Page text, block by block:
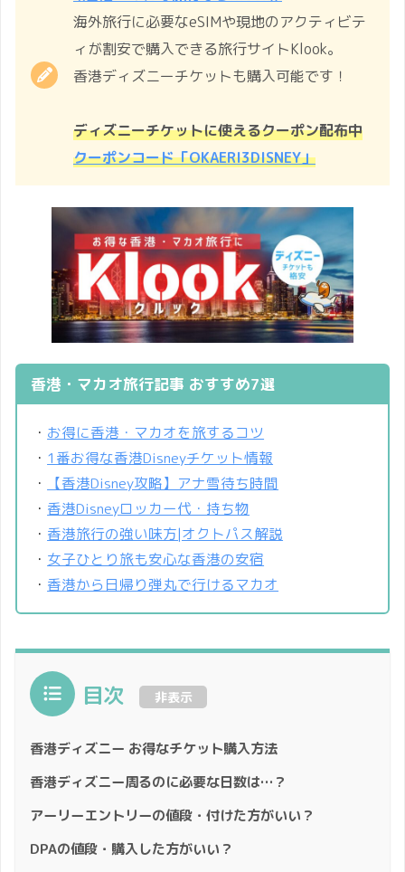
海外旅行に必要なeSIMや現地のアクティビテ
ィが割安で購入できる旅行サイトKlook。
香港ディズニーチケットも購入可能です！
ディズニーチケットに使えるクーポン配布中
クーポンコード「OKAERI3DISNEY」
香港・マカオ旅行記事 おすすめ7選
・ お得に香港・マカオを旅するコツ
・ 1番お得な香港Disneyチケット情報
・
【香港Disney攻略】アナ雪待ち時間
・ 香港Disneyロッカー代・持ち物
・ 香港旅行の強い味方|オクトパス解説
・ 女子ひとり旅も安心な香港の安宿
・ 香港から日帰り弾丸で行けるマカオ
目次 非表示
香港ディズニー お得なチケット購入方法
香港ディズニー周るのに必要な日数は…？
アーリーエントリーの値段・付けた方がいい？
DPAの値段・購入した方がいい？